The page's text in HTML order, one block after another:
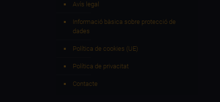
Avís legal
Informació bàsica sobre protecció de
dades
Política de cookies (UE)
Política de privacitat
Contacte